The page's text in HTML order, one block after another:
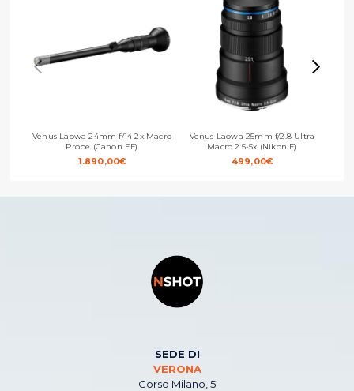
Venus Laowa 24mm f/14 2x Macro
Probe (Canon EF)
1.890,00€
Venus Laowa 25mm f/2.8 Ultra
Macro 2.5-5x (Nikon F)
499,00€
SEDE DI
VERONA
Corso Milano, 5